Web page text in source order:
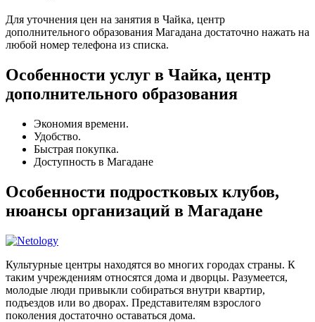
Для уточнения цен на занятия в Чайка, центр
дополнительного образования Магадана достаточно нажать на
любой номер телефона из списка.
Особенности услуг в Чайка, центр
дополнительного образования
Экономия времени.
Удобство.
Быстрая покупка.
Доступность в Магадане
Особенности подростковых клубов,
нюансы организаций в Магадане
Культурные центры находятся во многих городах страны. К
таким учреждениям относятся дома и дворцы. Разумеется,
молодые люди привыкли собираться внутри квартир,
подъездов или во дворах. Представителям взрослого
поколения достаточно оставаться дома.